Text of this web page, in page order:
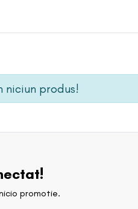
niciun produs!
promotie.